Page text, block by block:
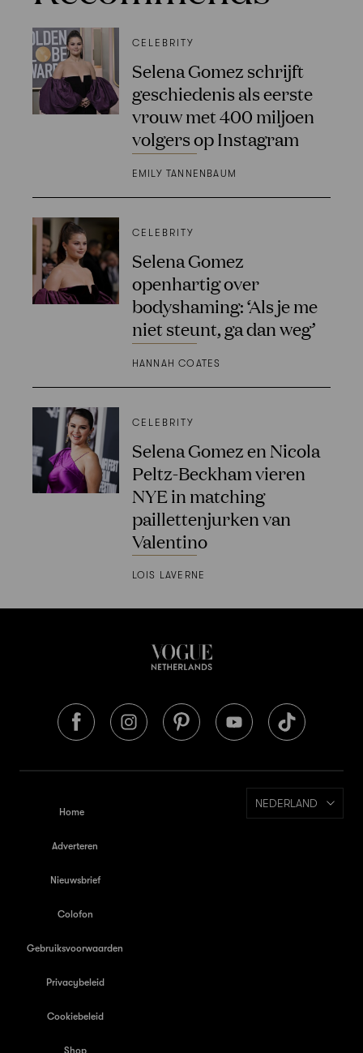
CELEBRITY
Selena Gomez schrijft
geschiedenis als eerste
vrouw met 400 miljoen
volgers op Instagram
EMILY TANNENBAUM
CELEBRITY
Selena Gomez
openhartig over
bodyshaming: ‘Als je me
niet steunt, ga dan weg’
HANNAH COATES
CELEBRITY
Selena Gomez en Nicola
Peltz-Beckham vieren
NYE in matching
paillettenjurken van
Valentino
LOIS LAVERNE
Home
Adverteren
Nieuwsbrief
Colofon
Gebruiksvoorwaarden
Privacybeleid
Cookiebeleid
NEDERLAND